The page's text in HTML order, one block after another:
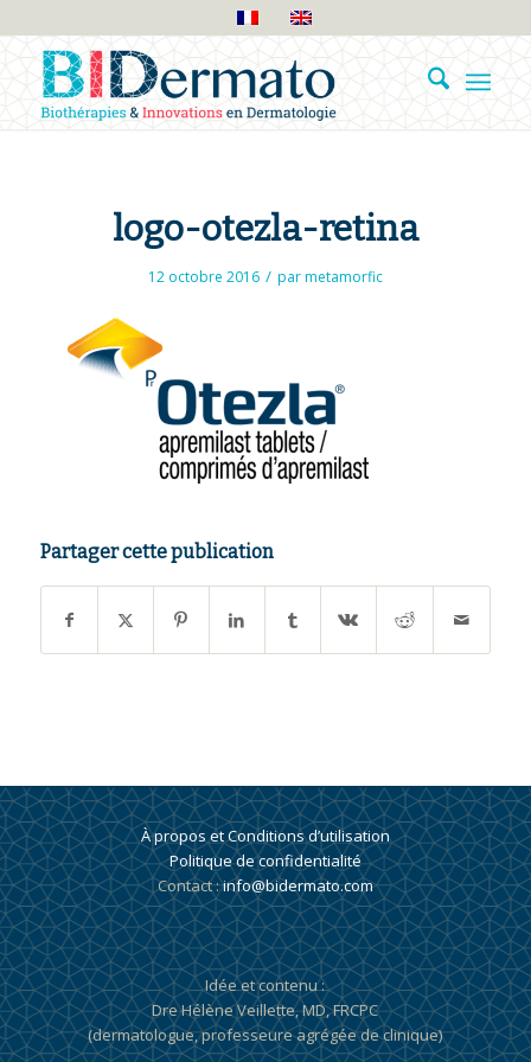
logo-otezla-retina
12 octobre 2016 / parmetamorfic
Partager cette publication
À propos et Conditions d’utilisation
Politique de confidentialité
Contact :info@bidermato.com
Idée et contenu :
Dre Hélène Veillette, MD, FRCPC
(dermatologue, professeure agrégée de clinique)